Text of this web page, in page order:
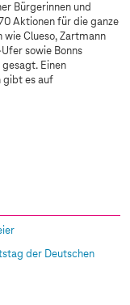
Bürgerinnen und
Aktionen für die ganze
Clueso, Zartmann
sowie Bonns
Einen
gibt es auf
der Deutschen